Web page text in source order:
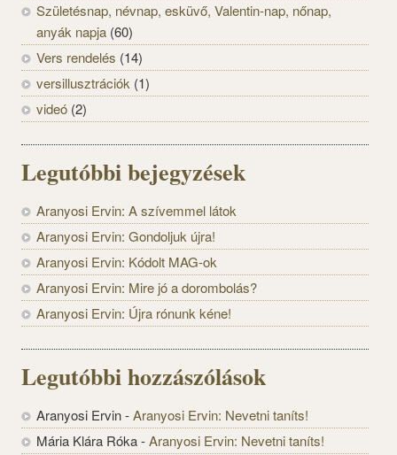
Születésnap, névnap, esküvő, Valentin-nap, nőnap,
anyák napja (60)
Vers rendelés (14)
versillusztrációk (1)
videó (2)
Legutóbbi bejegyzések
Aranyosi Ervin: A szívemmel látok
Aranyosi Ervin: Gondoljuk újra!
Aranyosi Ervin: Kódolt MAG-ok
Aranyosi Ervin: Mire jó a dorombolás?
Aranyosi Ervin: Újra rónunk kéne!
Legutóbbi hozzászólások
Aranyosi Ervin-Aranyosi Ervin: Nevetni taníts!
Mária Klára Róka-Aranyosi Ervin: Nevetni taníts!